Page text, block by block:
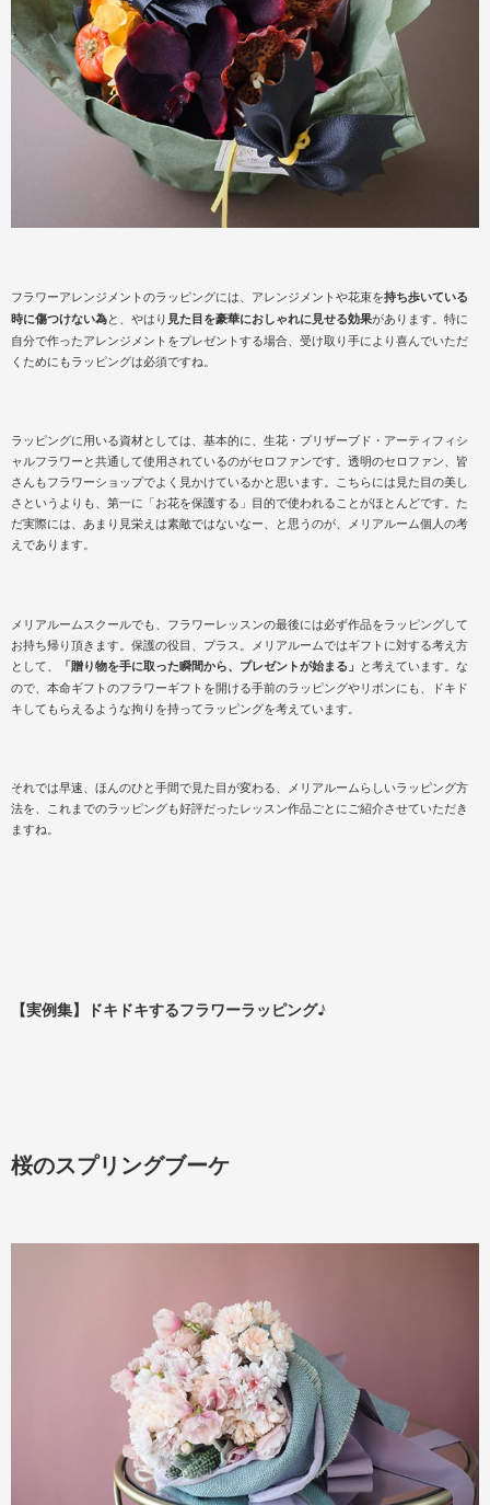
フラワーアレンジメントのラッピングには、アレンジメントや花束を持ち歩いている
時に傷つけない為と、やはり見た目を豪華におしゃれに見せる効果があります。特に
自分で作ったアレンジメントをプレゼントする場合、受け取り手により喜んでいただ
くためにもラッピングは必須ですね。
ラッピングに用いる資材としては、基本的に、生花・プリザーブド・アーティフィシ
ャルフラワーと共通して使用されているのがセロファンです。透明のセロファン、皆
さんもフラワーショップでよく見かけているかと思います。こちらには見た目の美し
さというよりも、第一に「お花を保護する」目的で使われることがほとんどです。た
だ実際には、あまり見栄えは素敵ではないなー、と思うのが、メリアルーム個人の考
えであります。
メリアルームスクールでも、フラワーレッスンの最後には必ず作品をラッピングして
お持ち帰り頂きます。保護の役目、プラス。メリアルームではギフトに対する考え方
として、
「贈り物を手に取った瞬間から、プレゼントが始まる」 と考えています。な
ので、本命ギフトのフラワーギフトを開ける手前のラッピングやリボンにも、ドキド
キしてもらえるような拘りを持ってラッピングを考えています。
それでは早速、ほんのひと手間で見た目が変わる、メリアルームらしいラッピング方
法を、これまでのラッピングも好評だったレッスン作品ごとにご紹介させていただき
ますね。
【実例集】ドキドキするフラワーラッピング♪
桜のスプリングブーケ